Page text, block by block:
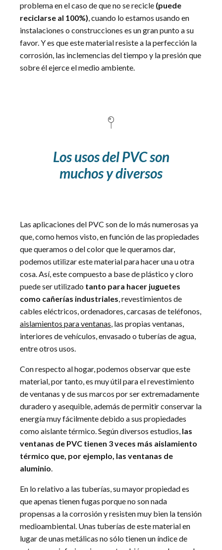
problema en el caso de que no se recicle (puede
reciclarse al 100%), cuando lo estamos usando en
instalaciones o construcciones es un gran punto a su
favor. Y es que este material resiste a la perfección la
corrosión, las inclemencias del tiempo y la presión que
sobre él ejerce el medio ambiente.
Los usos del PVC son
muchos y diversos
Las aplicaciones del PVC son de lo más numerosas ya
que, como hemos visto, en función de las propiedades
que queramos o del color que le queramos dar,
podemos utilizar este material para hacer una u otra
cosa. Así, este compuesto a base de plástico y cloro
puede ser utilizado tanto para hacer juguetes
como cañerías industriales , revestimientos de
cables eléctricos, ordenadores, carcasas de teléfonos,
aislamientos para ventanas , las propias ventanas,
interiores de vehículos, envasado o tuberías de agua,
entre otros usos.
Con respecto al hogar, podemos observar que este
material, por tanto, es muy útil para el revestimiento
de ventanas y de sus marcos por ser extremadamente
duradero y asequible, además de permitir conservar la
energía muy fácilmente debido a sus propiedades
como aislante térmico. Según diversos estudios, las
ventanas de PVC tienen 3 veces más aislamiento
térmico que, por ejemplo, las ventanas de
aluminio
En lo relativo a las tuberías, su mayor propiedad es
que apenas tienen fugas porque no son nada
propensas a la corrosión y resisten muy bien la tensión
medioambiental. Unas tuberías de este material en
lugar de unas metálicas no sólo tienen un índice de